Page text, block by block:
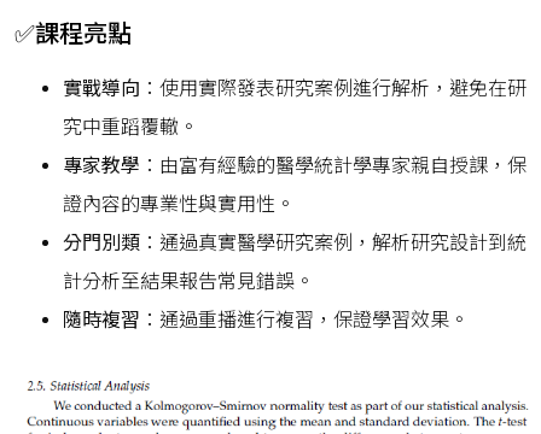
✅課程亮點
實戰導向 ：使用實際發表研究案例進行解析，避免在研
究中重蹈覆轍。
專家教學 ：由富有經驗的醫學統計學專家親自授課，保
證內容的專業性與實用性。
分門別類 ：通過真實醫學研究案例，解析研究設計到統
計分析至結果報告常見錯誤。
隨時複習 ：通過重播進行複習，保證學習效果。